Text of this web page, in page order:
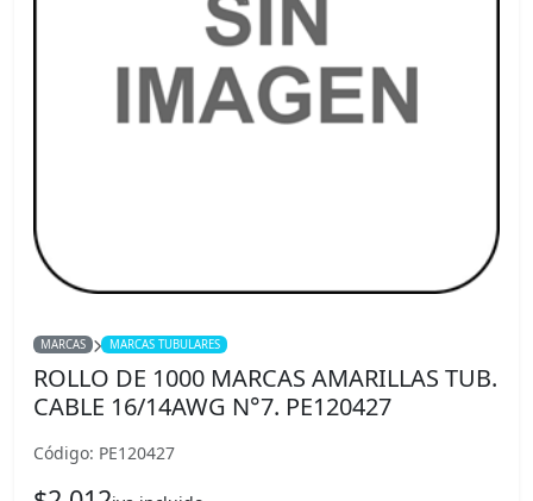
MARCAS MARCAS TUBULARES
ROLLO DE 1000 MARCAS AMARILLAS TUB.
CABLE 16/14AWG N°7. PE120427
Código: PE120427